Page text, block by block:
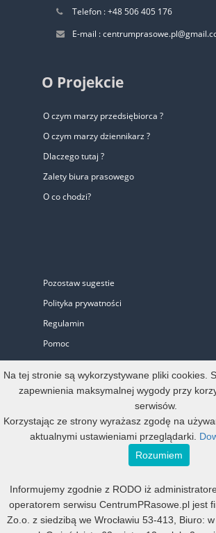
Telefon : +48 506 405 176
E-mail :
O Projekcie
O czym marzy przedsiębiorca ?
O czym marzy dziennikarz ?
Dlaczego tutaj ?
Zalety biura prasowego
O co chodzi?
Pozostaw sugestie
Polityka prywatności
Regulamin
Pomoc
Biuro Prasowe
Oferta
Małe, średnie i duże
Mała agencja PR
Na tej stronie są wykorzystywane pliki cookies.
zapewnienia maksymalnej wygody przy
serwisów.
Korzystając ze strony wyrażasz zgodę na
aktualnymi ustawieniami przeglądarki.
Rozumiem
Informujemy zgodnie z RODO iż
operatorem serwisu CentrumPRasowe.pl jest
Zo.o. z siedzibą we Wrocławiu 53-413, Biuro: w